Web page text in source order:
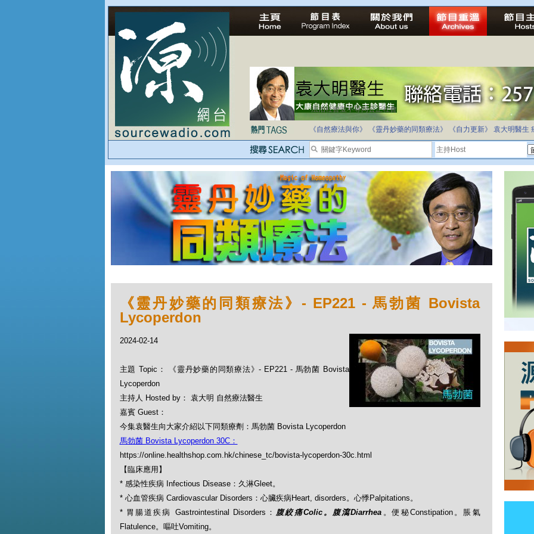
法治社會並不等同公正社會
自家教育合法化-推動多元化教育，全民學卷制
《自然療法與你》 《靈丹妙藥的同類療法》 《自力更新》 袁大明醫生
《靈丹妙藥的同類療法》- EP221 - 馬勃菌 Bovista
Lycoperdon
2024-02-14
主題 Topic： 《靈丹妙藥的同類療法》- EP221 - 馬勃菌 Bovista
Lycoperdon
主持人 Hosted by： 袁大明 自然療法醫生
嘉賓 Guest：
今集袁醫生向大家介紹以下同類療劑：馬勃菌 Bovista Lycoperdon
馬勃菌 Bovista Lycoperdon 30C：
https://online.healthshop.com.hk/chinese_tc/bovista-lycoperdon-30c.html
【臨床應用】
* 感染性疾病 Infectious Disease：久淋Gleet。
* 心血管疾病 Cardiovascular Disorders：心臟疾病Heart, disorders。心悸Palpitations。
* 胃腸道疾病 Gastrointestinal Disorders：腹絞痛Colic。腹瀉Diarrhea 。便秘Constipation。脹氣
Flatulence。嘔吐Vomiting。